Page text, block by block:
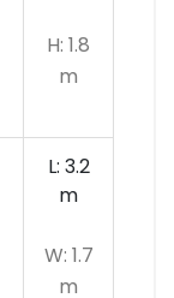
H: 1.8
m
L: 3.2
m
W: 1.7
m